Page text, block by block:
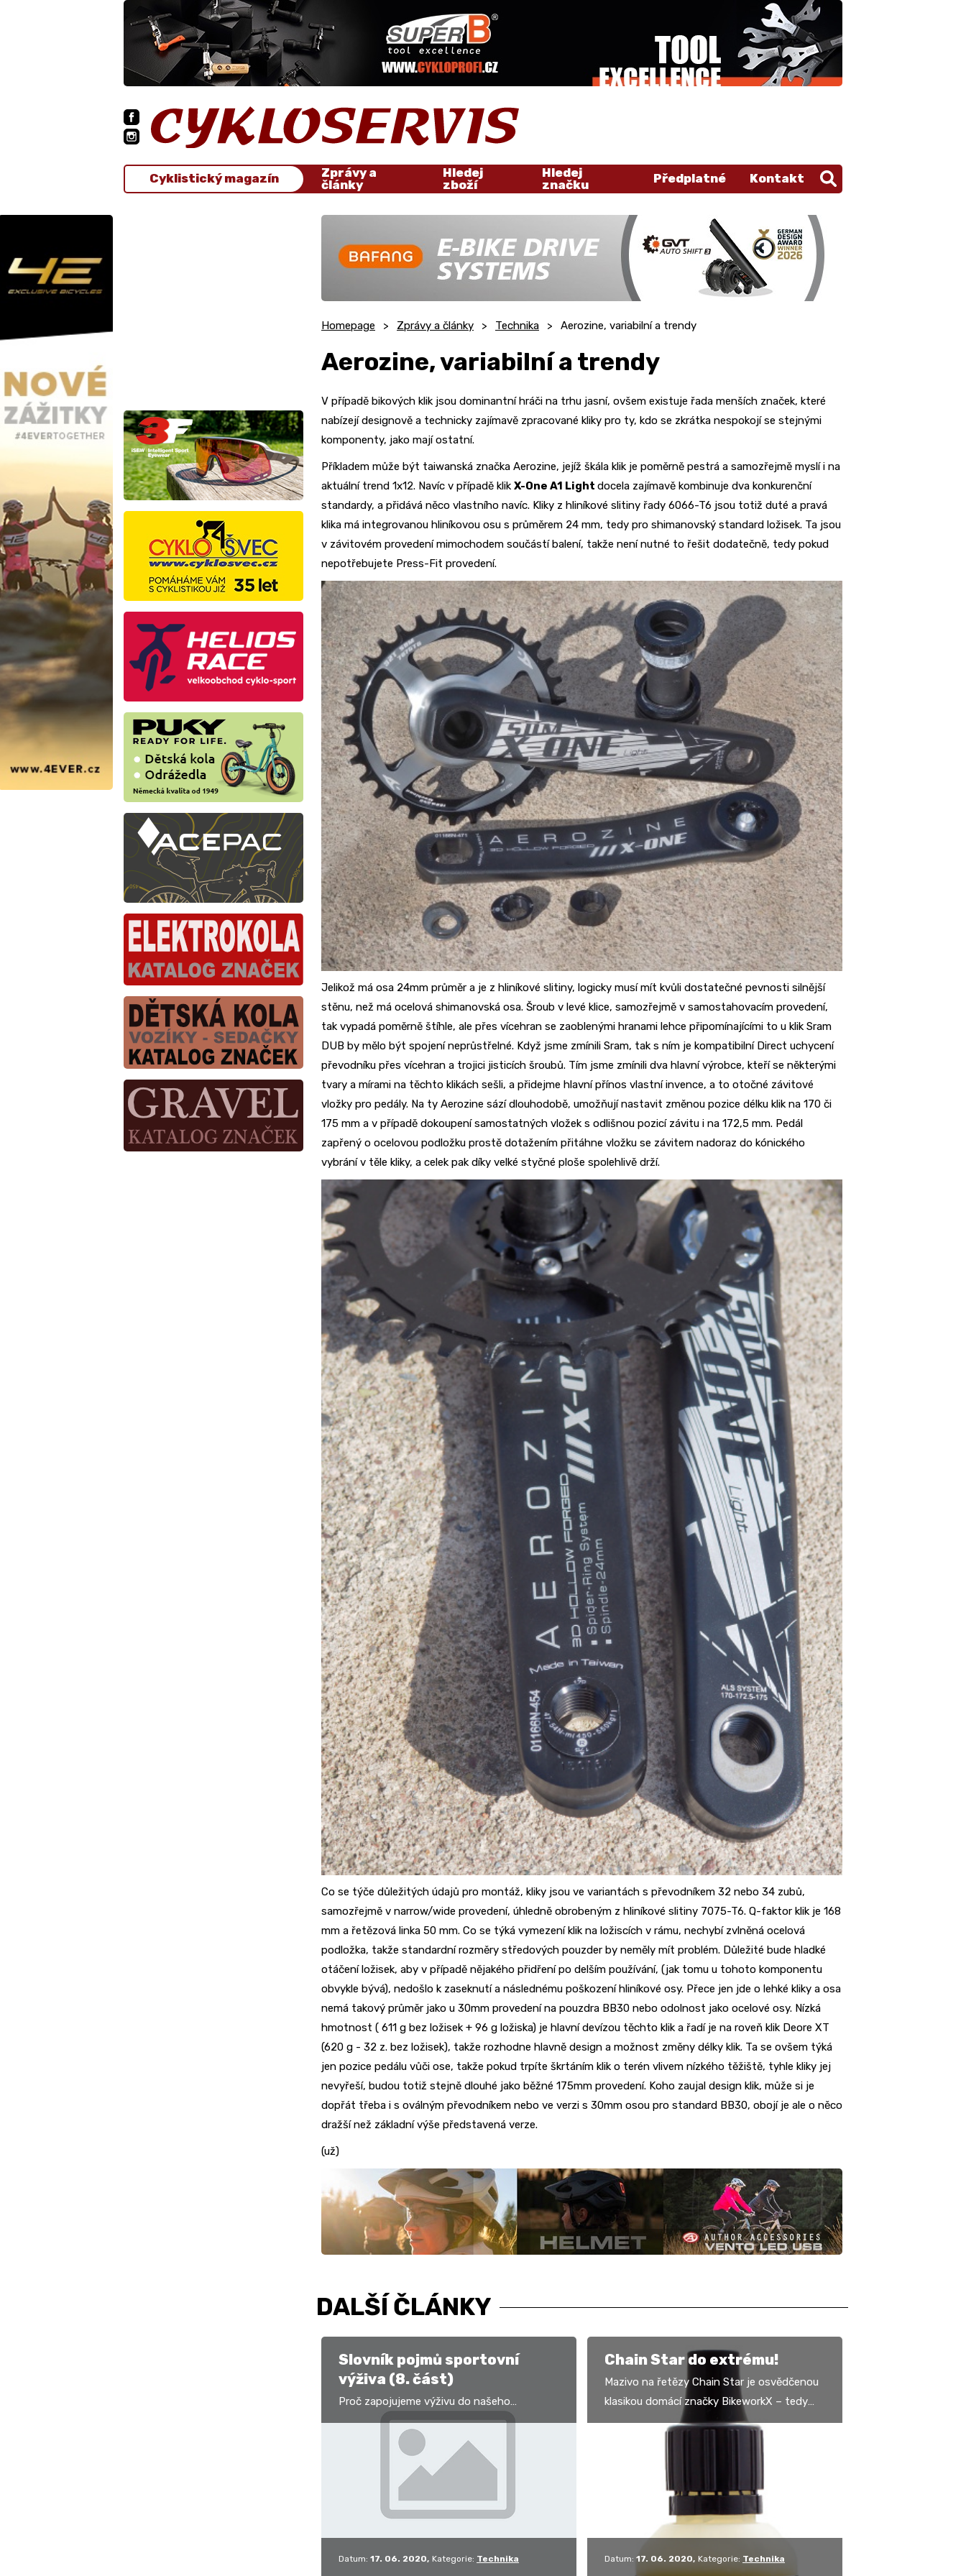
Cyklistický magazín
Zprávy a
články
Hledej
zboží
Hledej
značku
Předplatné Kontakt
Homepage Zprávy a články Technika Aerozine, variabilní a trendy
Aerozine, variabilní a trendy
V případě bikových klik jsou dominantní hráči na trhu jasní, ovšem existuje řada menších značek, které
nabízejí designově a technicky zajímavě zpracované kliky pro ty, kdo se zkrátka nespokojí se stejnými
komponenty, jako mají ostatní.
Příkladem může být taiwanská značka Aerozine, jejíž škála klik je poměrně pestrá a samozřejmě myslí i na
aktuální trend 1x12. Navíc v případě klik X-One A1 Light docela zajímavě kombinuje dva konkurenční
standardy, a přidává něco vlastního navíc. Kliky z hliníkové slitiny řady 6066-T6 jsou totiž duté a pravá
klika má integrovanou hliníkovou osu s průměrem 24 mm, tedy pro shimanovský standard ložisek. Ta jsou
v závitovém provedení mimochodem součástí balení, takže není nutné to řešit dodatečně, tedy pokud
nepotřebujete Press-Fit provedení.
Jelikož má osa 24mm průměr a je z hliníkové slitiny, logicky musí mít kvůli dostatečné pevnosti silnější
stěnu, než má ocelová shimanovská osa. Šroub v levé klice, samozřejmě v samostahovacím provedení,
tak vypadá poměrně štíhle, ale přes vícehran se zaoblenými hranami lehce připomínajícími to u klik Sram
DUB by mělo být spojení neprůstřelné. Když jsme zmínili Sram, tak s ním je kompatibilní Direct uchycení
převodníku přes vícehran a trojici jisticích šroubů. Tím jsme zmínili dva hlavní výrobce, kteří se některými
tvary a mírami na těchto klikách sešli, a přidejme hlavní přínos vlastní invence, a to otočné závitové
vložky pro pedály. Na ty Aerozine sází dlouhodobě, umožňují nastavit změnou pozice délku klik na 170 či
175 mm a v případě dokoupení samostatných vložek s odlišnou pozicí závitu i na 172,5 mm. Pedál
zapřený o ocelovou podložku prostě dotažením přitáhne vložku se závitem nadoraz do kónického
vybrání v těle kliky, a celek pak díky velké styčné ploše spolehlivě drží.
Co se týče důležitých údajů pro montáž, kliky jsou ve variantách s převodníkem 32 nebo 34 zubů,
samozřejmě v narrow/wide provedení, úhledně obrobeným z hliníkové slitiny 7075-T6. Q-faktor klik je 168
mm a řetězová linka 50 mm. Co se týká vymezení klik na ložiscích v rámu, nechybí zvlněná ocelová
podložka, takže standardní rozměry středových pouzder by neměly mít problém. Důležité bude hladké
otáčení ložisek, aby v případě nějakého přidření po delším používání, (jak tomu u tohoto komponentu
obvykle bývá), nedošlo k zaseknutí a následnému poškození hliníkové osy. Přece jen jde o lehké kliky a osa
nemá takový průměr jako u 30mm provedení na pouzdra BB30 nebo odolnost jako ocelové osy. Nízká
hmotnost ( 611 g bez ložisek + 96 g ložiska) je hlavní devízou těchto klik a řadí je na roveň klik Deore XT
(620 g - 32 z. bez ložisek), takže rozhodne hlavně design a možnost změny délky klik. Ta se ovšem týká
jen pozice pedálu vůči ose, takže pokud trpíte škrtáním klik o terén vlivem nízkého těžiště, tyhle kliky jej
nevyřeší, budou totiž stejně dlouhé jako běžné 175mm provedení. Koho zaujal design klik, může si je
dopřát třeba i s oválným převodníkem nebo ve verzi s 30mm osou pro standard BB30, obojí je ale o něco
dražší než základní výše představená verze.
(už)
DALŠÍ ČLÁNKY
Slovník pojmů sportovní
výživa (8. část)
Proč zapojujeme výživu do našeho
sportování? Abychom zvyšovali výkonnost.
Proto často pracujeme na zvyšování
energetických zásob, na…
Datum: 17. 06. 2020 Kategorie: Technika
Chain Star do extrému!
Mazivo na řetězy Chain Star je osvědčenou
klasikou domácí značky BikeworkX – tedy
osvědčenou nejen v roli bestselleru, ale také
Datum: 17. 06. 2020 Kategorie: Technika